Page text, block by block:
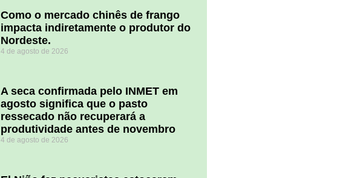
​Como o mercado chinês de frango
impacta indiretamente o produtor do
Nordeste.
4 de agosto de 2026
A seca confirmada pelo INMET em
agosto significa que o pasto
ressecado não recuperará a
produtividade antes de novembro
4 de agosto de 2026